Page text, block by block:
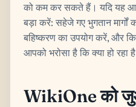
को कम कर सकते हैं। यदि यह आप
बड़ा करें: सहेजे गए भुगतान
बहिष्करण का उपयोग करें, और
आपको भरोसा है कि क्या हो रहा
WikiOne को